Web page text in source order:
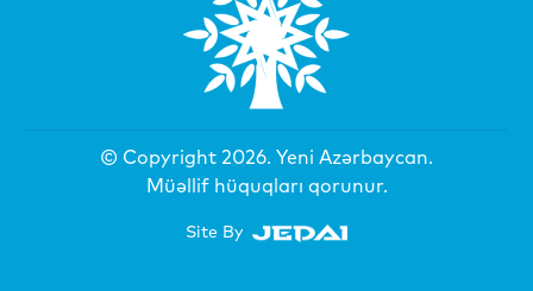
© Copyright 2026. Yeni Azərbaycan.
Müəllif hüquqları qorunur.
Site By